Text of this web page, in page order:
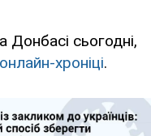
сьогодні,
онлайн-хроніці.